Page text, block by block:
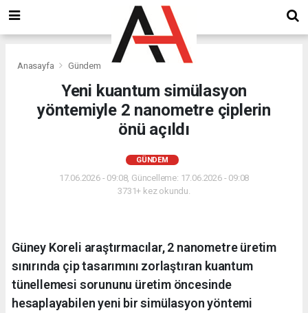
Anasayfa Gündem
Yeni kuantum simülasyon
yöntemiyle 2 nanometre çiplerin
önü açıldı
GÜNDEM
17.06.2026 - 09:08, Güncelleme: 17.06.2026 - 09:08
3731+ kez okundu.
Güney Koreli araştırmacılar, 2 nanometre üretim
sınırında çip tasarımını zorlaştıran kuantum
tünellemesi sorununu üretim öncesinde
hesaplayabilen yeni bir simülasyon yöntemi